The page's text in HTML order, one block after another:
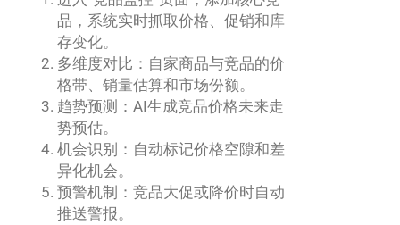
品，系统实时抓取价格、促销和库
存变化。
多维度对比：自家商品与竞品的价
格带、销量估算和市场份额。
趋势预测：AI生成竞品价格未来走
势预估。
机会识别：自动标记价格空隙和差
异化机会。
预警机制：竞品大促或降价时自动
推送警报。